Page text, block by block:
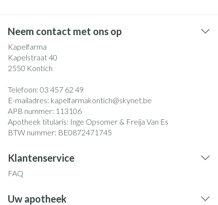
Neem contact met ons op
Kapelfarma
Kapelstraat 40
2550 Kontich
Telefoon: 03 457 62 49
E-mailadres: kapelfarmakontich@skynet.be
APB nummer: 113106
Apotheek titularis: Inge Opsomer & Freija Van Es
BTW nummer: BE0872471745
Klantenservice
FAQ
Uw apotheek